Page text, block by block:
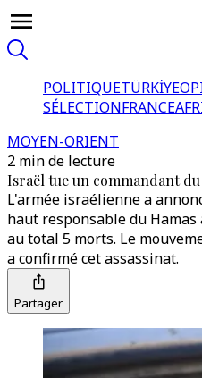
POLITIQUETÜRKİYE
SÉLECTIONFRANCE
MOYEN-ORIENT
2 min de lecture
Israël tue un commandant du
L'armée israélienne a
haut responsable du
au total 5 morts. Le
a confirmé cet assassinat.
Partager